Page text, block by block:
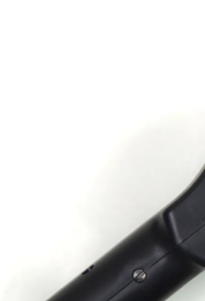
PRODUCTOS
SOBRE
NOSOTROS